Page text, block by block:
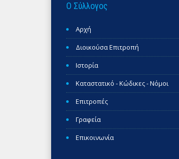
Ο Σύλλογος
Αρχή
Διοικούσα Επιτροπή
Ιστορία
Καταστατικό - Κώδικες - Νόμοι
Επιτροπές
Γραφεία
Επικοινωνία